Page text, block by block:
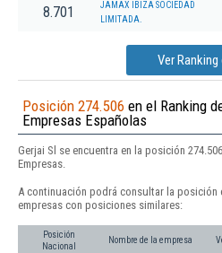
8.701
JAMAX IBIZA SOCIEDAD
LIMITADA.
Ver
Posición 274.506 en el Ranking
Empresas Españolas
Gerjai Sl se encuentra en la posición
Empresas.
A continuación podrá consultar la posición
empresas con posiciones similares:
Posición
Nacional
Nombre de la empresa